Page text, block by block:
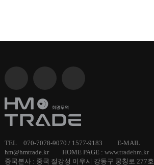
TEL 070-7078-9070 / 1577-9183 E-MAIL
hm@hmtrade.kr HOME PAGE : www.tradehm.kr
중국본사 : 중국 절강성 이우시 강동구 궁칭로 277호